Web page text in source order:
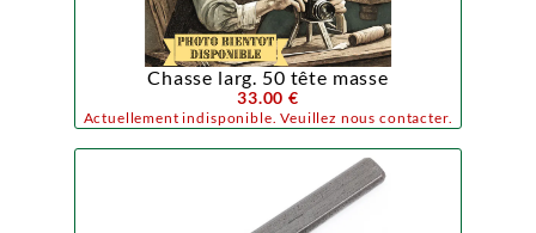
Chasse larg. 50 tête masse
33.00 €
Actuellement indisponible. Veuillez nous contacter.